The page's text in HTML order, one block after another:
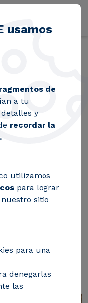
nuevo Clúster de
en
innovación y
usamos
de
a tu
y
recordar la
utilizamos
para lograr
sitio
para una
denegarlas
las